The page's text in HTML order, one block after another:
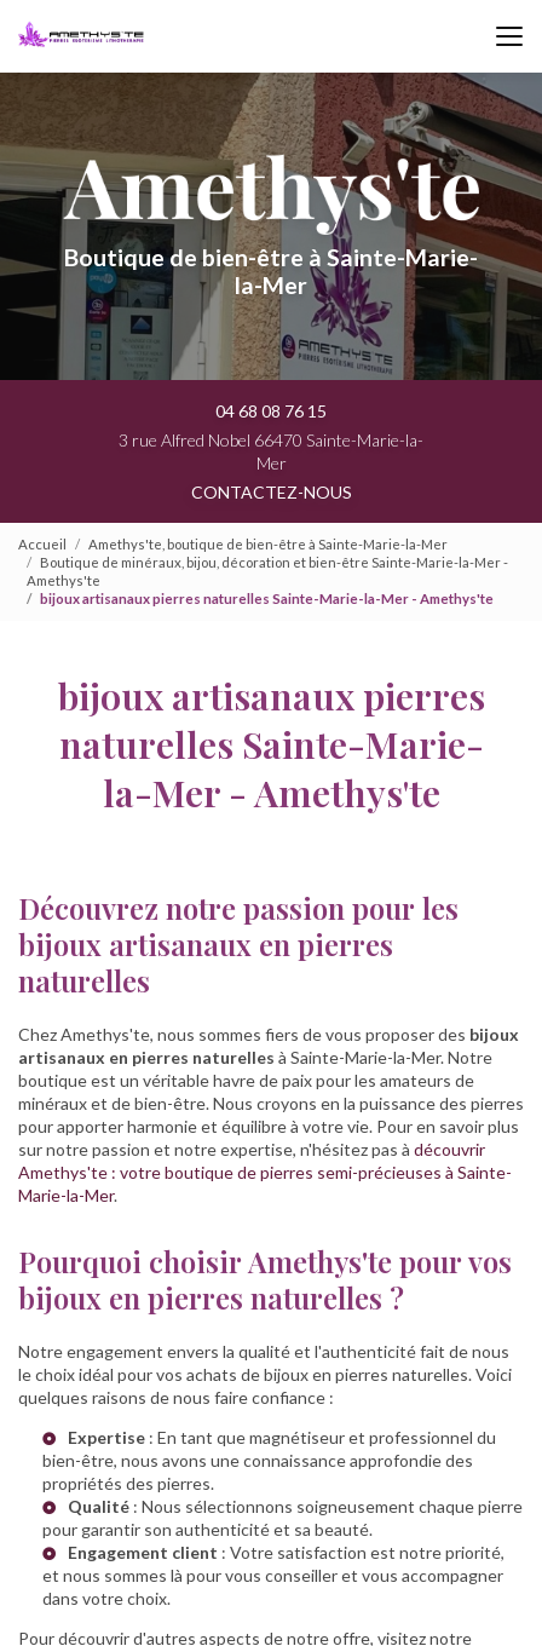
Boutique de bien-être à Sainte-Marie-
la-Mer
04 68 08 76 15
3 rue Alfred Nobel 66470 Sainte-Marie-la-
Mer
CONTACTEZ-NOUS
Accueil
Amethys'te, boutique de bien-être à Sainte-Marie-la-Mer
Boutique de minéraux, bijou, décoration et bien-être Sainte-Marie-la-Mer -
Amethys'te
bijoux artisanaux pierres naturelles Sainte-Marie-la-Mer - Amethys'te
bijoux artisanaux pierres
naturelles Sainte-Marie-
la-Mer - Amethys'te
Découvrez notre passion pour les
bijoux artisanaux en pierres
naturelles
Chez Amethys'te, nous sommes fiers de vous proposer des bijoux
artisanaux en pierres naturelles à Sainte-Marie-la-Mer. Notre
boutique est un véritable havre de paix pour les amateurs de
minéraux et de bien-être. Nous croyons en la puissance des pierres
pour apporter harmonie et équilibre à votre vie. Pour en savoir plus
sur notre passion et notre expertise, n'hésitez pas à découvrir
Amethys'te : votre boutique de pierres semi-précieuses à Sainte-
Marie-la-Mer.
Pourquoi choisir Amethys'te pour vos
bijoux en pierres naturelles ?
Notre engagement envers la qualité et l'authenticité fait de nous
le choix idéal pour vos achats de bijoux en pierres naturelles. Voici
quelques raisons de nous faire confiance :
Expertise : En tant que magnétiseur et professionnel du
bien-être, nous avons une connaissance approfondie des
propriétés des pierres.
Qualité : Nous sélectionnons soigneusement chaque pierre
pour garantir son authenticité et sa beauté.
Engagement client : Votre satisfaction est notre priorité,
et nous sommes là pour vous conseiller et vous accompagner
dans votre choix.
Pour découvrir d'autres aspects de notre offre, visitez notre